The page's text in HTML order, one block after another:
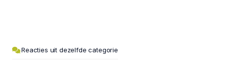
Reacties uit dezelfde categorie